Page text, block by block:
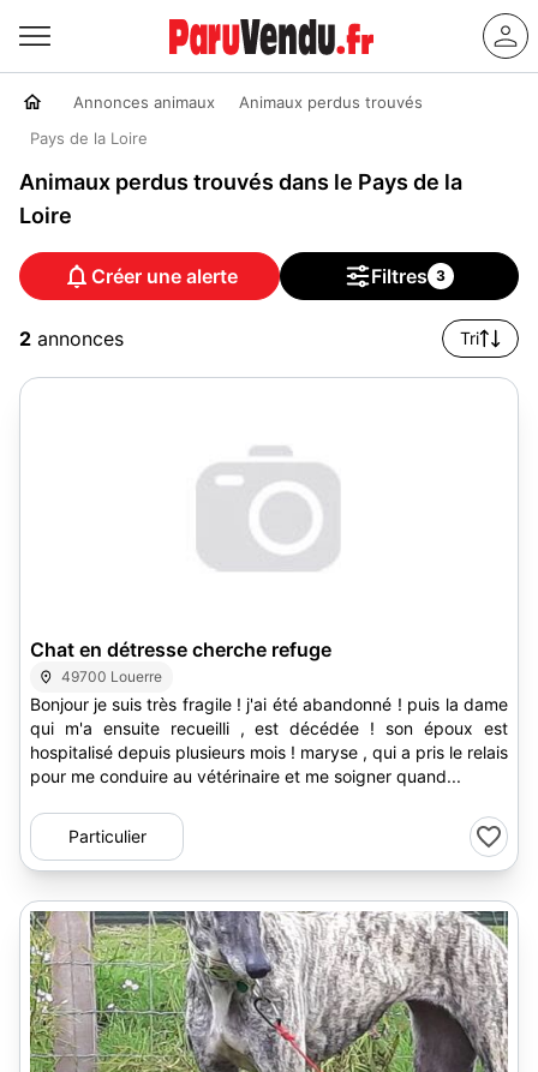
Annonces animaux
Animaux perdus trouvés
Pays de la Loire
Animaux perdus trouvés dans le Pays de la
Loire
Créer une alerte Filtres 3
2 annonces Tri
Chat en détresse cherche refuge
49700 Louerre
Bonjour je suis très fragile ! j'ai été abandonné ! puis la dame
qui m'a ensuite recueilli , est décédée ! son époux est
hospitalisé depuis plusieurs mois ! maryse , qui a pris le relais
pour me conduire au vétérinaire et me soigner quand...
Particulier